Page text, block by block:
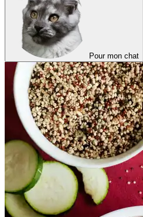
Pour mon chat